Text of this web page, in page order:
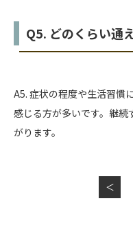
Q5. どのくらい通
A5. 症状の程度や生活習慣
感じる方が多いです。継
がります。
＜